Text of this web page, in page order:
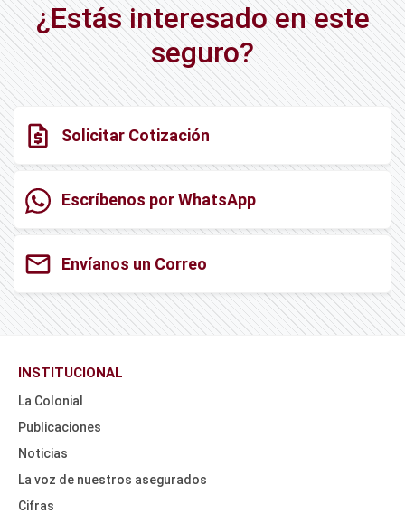
¿Estás interesado en este
seguro?
request_quote Solicitar Cotización
Escríbenos por WhatsApp
mail Envíanos un Correo
INSTITUCIONAL
La Colonial
Publicaciones
Noticias
La voz de nuestros asegurados
Cifras